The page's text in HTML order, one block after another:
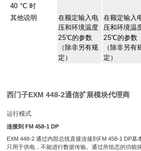
40 °C 时
其他说明
在额定输入电
压和环境温度
25℃的参数
（除非另有规
定）
在额定输入
压和环境温
25℃的参数
（除非另有
定）
西门子EXM 448-2通信扩展模块代理商
运行模式
连接到 FM 458-1 DP
EXM 448-2 通过内部总线直接连接到FM 458-1 DP基
只用于供电，不能进行数据传输。通过所组态的功能